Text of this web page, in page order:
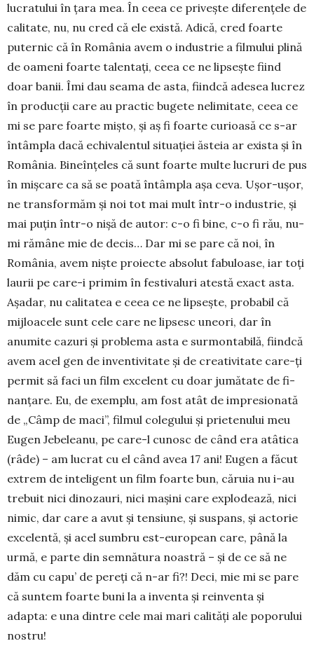
lucratului în ţara mea. În ceea ce priveşte diferenţele de
calitate, nu, nu cred că ele există. Adică, cred foarte
puternic că în România avem o industrie a filmului plină
de oameni foarte talentaţi, ceea ce ne lipseşte fiind
doar banii. Îmi dau seama de asta, fiindcă adesea lucrez
în producţii care au practic bugete nelimit­ate, ceea ce
mi se pare foarte mişto, şi aş fi foarte curioasă ce s-ar
întâmpla dacă echivalentul situaţiei ăsteia ar exista şi în
România. Bineînţeles că sunt foarte multe lucruri de pus
în mişcare ca să se poată întâmpla așa ceva. Uşor-uşor,
ne trans­formăm şi noi tot mai mult într-o industrie, şi
mai puţin într-o nişă de autor: c-o fi bine, c-o fi rău, nu-
mi rămâne mie de decis… Dar mi se pare că noi, în
România, avem nişte proiecte ab­solut fabuloase, iar toţi
laurii pe care-i primim în festivaluri atestă exact asta.
Aşa­dar, nu calitatea e ceea ce ne lip­seşte, proba­bil că
mijloacele sunt cele care ne lip­sesc uneori, dar în
anumite cazuri şi problema asta e surmontabilă, fiindcă
avem acel gen de inventivitate şi de creativitate care-ţi
permit să faci un film excelent cu doar jumătate de fi­
nan­ţare. Eu, de exemplu, am fost atât de impresionată
de „Câmp de maci”, fil­mul colegului şi prietenului meu
Eugen Jebeleanu, pe care-l cunosc de când era atâtica
(râde) – am lucrat cu el când avea 17 ani! Eugen a făcut
ex­trem de inteligent un film foarte bun, căruia nu i-au
trebuit nici dinozauri, nici maşini care explodează, nici
ni­mic, dar care a avut şi tensiune, şi sus­pans, şi actorie
excelentă, şi acel sum­bru est-european care, până la
urmă, e parte din semnătura noastră – şi de ce să ne
dăm cu capu’ de pereţi că n-ar fi?! Deci, mie mi se pare
că suntem foarte buni la a inventa şi reinventa şi
adapta: e una dintre cele mai mari cali­tăţi ale poporului
nostru!